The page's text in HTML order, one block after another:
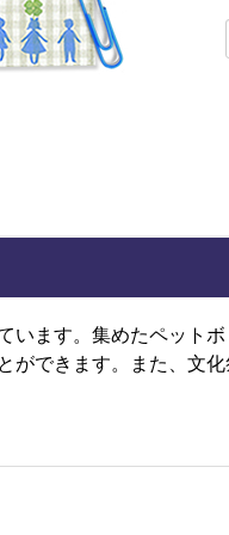
います。集めたペット
できます。また、文